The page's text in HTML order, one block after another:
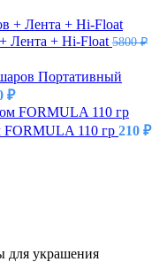
Лента + Hi-Float 5800₽
Портативный
₽.
₽Текущая
цена:
4000 ₽.
FORMULA 110 гр 210 ₽
для украшения